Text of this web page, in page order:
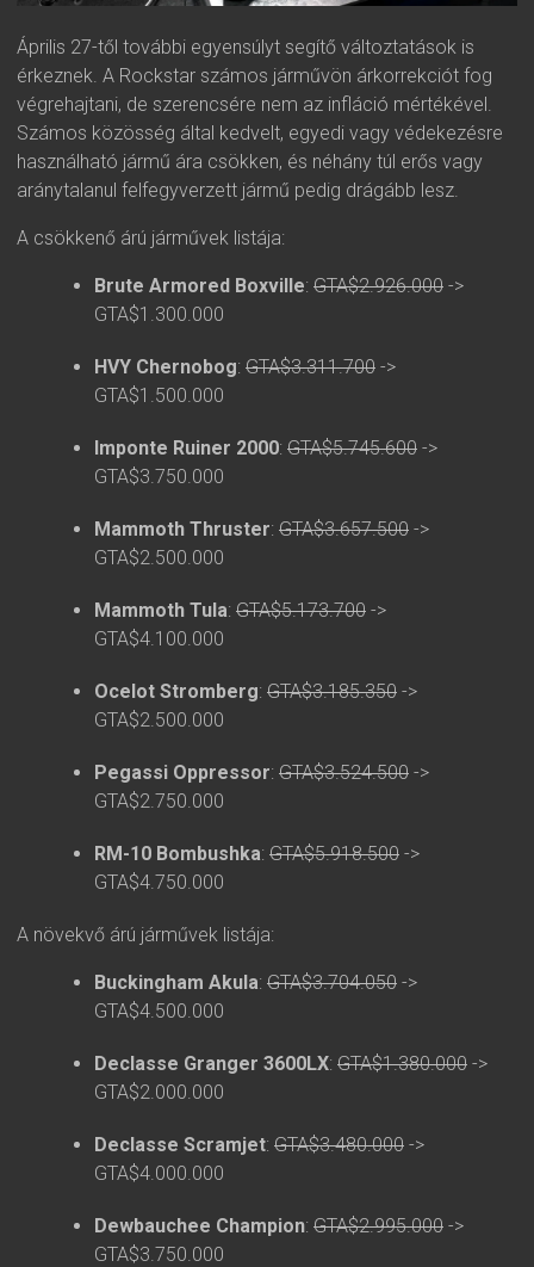
Április 27-től további egyensúlyt segítő változtatások is
érkeznek. A Rockstar számos járművön árkorrekciót fog
végrehajtani, de szerencsére nem az infláció mértékével.
Számos közösség által kedvelt, egyedi vagy védekezésre
használható jármű ára csökken, és néhány túl erős vagy
aránytalanul felfegyverzett jármű pedig drágább lesz.
A csökkenő árú járművek listája:
Brute Armored Boxville: GTA$2.926.000 ->
GTA$1.300.000
HVY Chernobog: GTA$3.311.700 ->
GTA$1.500.000
Imponte Ruiner 2000: GTA$5.745.600 ->
GTA$3.750.000
Mammoth Thruster: GTA$3.657.500 ->
GTA$2.500.000
Mammoth Tula: GTA$5.173.700 ->
GTA$4.100.000
Ocelot Stromberg: GTA$3.185.350 ->
GTA$2.500.000
Pegassi Oppressor: GTA$3.524.500 ->
GTA$2.750.000
RM-10 Bombushka: GTA$5.918.500 ->
GTA$4.750.000
A növekvő árú járművek listája:
Buckingham Akula: GTA$3.704.050 ->
GTA$4.500.000
Declasse Granger 3600LX: GTA$1.380.000 ->
GTA$2.000.000
Declasse Scramjet: GTA$3.480.000 ->
GTA$4.000.000
Dewbauchee Champion: GTA$2.995.000 ->
GTA$3.750.000